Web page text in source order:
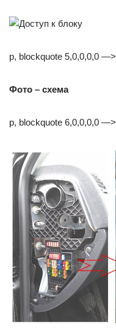
p, blockquote 5,0,0,0,0 —>
Фото – схема
p, blockquote 6,0,0,0,0 —>